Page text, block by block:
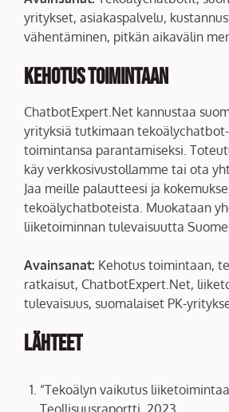
yritykset, asiakaspalvelu,
vähentäminen, pitkän aikavälin
Kehotus toimintaan
ChatbotExpert.Net kannustaa
yrityksiä tutkimaan
toimintansa parantamiseksi.
käy verkkosivustollamme tai ota
Jaa meille palautteesi ja
tekoälychatboteista. Muokataan
liiketoiminnan tulevaisuutta
Avainsanat: Kehotus toimintaan,
ratkaisut, ChatbotExpert.Net,
tulevaisuus, suomalaiset PK-
Lähteet
”Tekoälyn vaikutus